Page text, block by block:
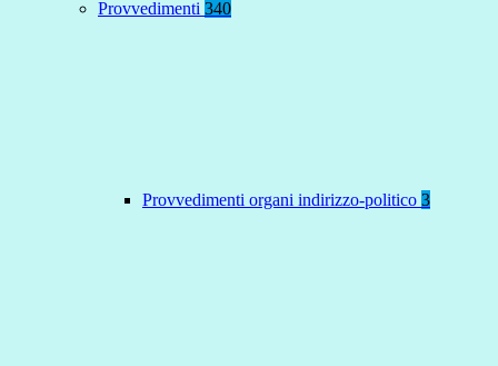
Provvedimenti 340
Provvedimenti organi indirizzo-politico 3